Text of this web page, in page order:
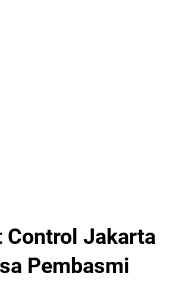
Control Jakarta
Pembasmi